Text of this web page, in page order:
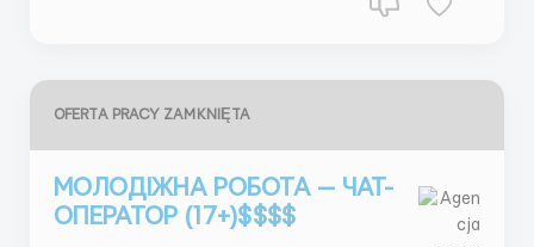
OFERTA PRACY ZAMKNIĘTA
МОЛОДІЖНА РОБОТА — ЧАТ-
ОПЕРАТОР (17+)$$$$